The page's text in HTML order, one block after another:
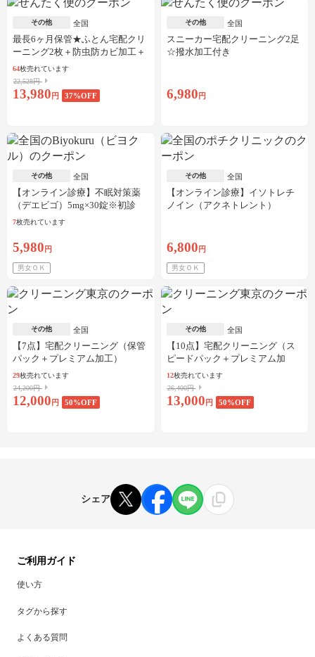
その他 全国
最長6ヶ月保管★ふとん宅配クリ
ーニング2枚＋防虫防カビ加工＋
しみ抜き
64枚売れています
22,528円
13,980 円 37%OFF
その他 全国
スニーカー宅配クリーニング2足
☆撥水加工付き
6,980 円
その他 全国
【オンライン診療】不眠対策薬
（デエビゴ）5mg×30錠※初診
料・送料込
7枚売れています
5,980 円
男女ＯＫ
その他 全国
【オンライン診療】イソトレチ
ノイン（アクネトレント）
6,800 円
男女ＯＫ
その他 全国
【7点】宅配クリーニング（保管
パック＋プレミアム加工）
29枚売れています
24,200円
12,000 円 50%OFF
その他 全国
【10点】宅配クリーニング（ス
ピードパック＋プレミアム加
工）
12枚売れています
26,400円
13,000 円 50%OFF
シェア
ご利用ガイド
使い方
タグから探す
よくある質問